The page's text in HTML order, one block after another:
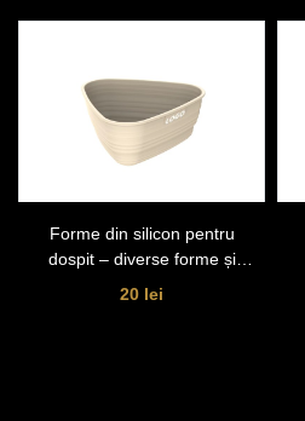
Forme din silicon pentru
dospit – diverse forme și
dimensiuni
20 lei